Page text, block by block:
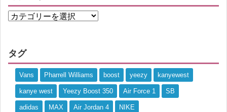
タグ
Vans Pharrell Williams boost yeezy kanyewest
kanye west Yeezy Boost 350 Air Force 1 SB
adidas MAX Air Jordan 4 NIKE